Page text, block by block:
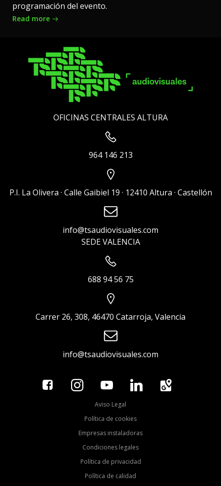
programación del evento.
Read more
OFICINAS CENTRALES ALTURA
964 146 213
P.I. La Olivera · Calle Gaibiel 19 · 12410 Altura · Castellón
info@tsaudiovisuales.com
SEDE VALENCIA
688 94 56 75
Carrer 26, 308, 46470 Catarroja, Valencia
info@tsaudiovisuales.com
Aviso Legal
Política de cookies
Empresas instaladoras
Condiciones legales
Política de privacidad
Política de calidad